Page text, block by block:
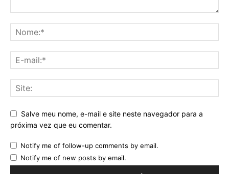
Salve meu nome, e-mail e site neste navegador para a
próxima vez que eu comentar.
Notify me of follow-up comments by email.
Notify me of new posts by email.